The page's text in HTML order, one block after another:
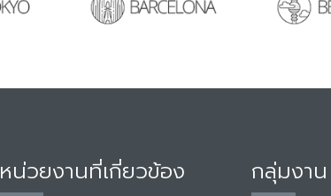
หน่วยงานที่เกี่ยวข้อง กลุ่มงาน